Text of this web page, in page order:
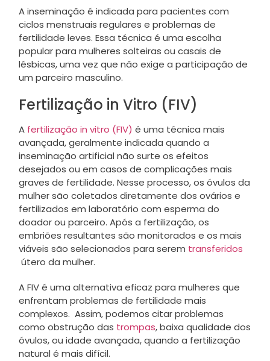
A inseminação é indicada para pacientes com
ciclos menstruais regulares e problemas de
fertilidade leves. Essa técnica é uma escolha
popular para mulheres solteiras ou casais de
lésbicas, uma vez que não exige a participação de
um parceiro masculino.
Fertilização in Vitro (FIV)
A fertilização in vitro (FIV) é uma técnica mais
avançada, geralmente indicada quando a
inseminação artificial não surte os efeitos
desejados ou em casos de complicações mais
graves de fertilidade. Nesse processo, os óvulos da
mulher são coletados diretamente dos ovários e
fertilizados em laboratório com esperma do
doador ou parceiro. Após a fertilização, os
embriões resultantes são monitorados e os mais
viáveis são selecionados para serem transferidos
útero da mulher.
A FIV é uma alternativa eficaz para mulheres que
enfrentam problemas de fertilidade mais
complexos. Assim, podemos citar problemas
como obstrução das trompas, baixa qualidade dos
óvulos, ou idade avançada, quando a fertilização
natural é mais difícil.